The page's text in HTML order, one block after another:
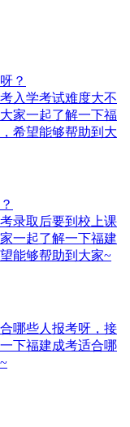
？
入学考试难度大不
家一起了解一下福
希望能够帮助到大
录取后要到校上课
一起了解一下福建
能够帮助到大家~
哪些人报考呀，接
下福建成考适合哪